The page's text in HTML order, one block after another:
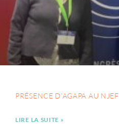
PRÉSENCE D’AGAPA AU NJEF
LIRE LA SUITE »